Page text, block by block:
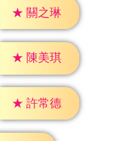
★ 關之琳
★ 陳美琪
★ 許常德